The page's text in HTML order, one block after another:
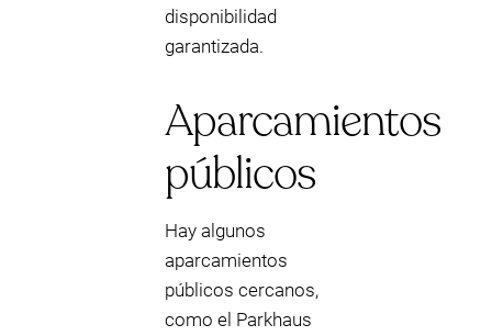
disponibilidad
garantizada.
Aparcamientos
públicos
Hay algunos
aparcamientos
públicos cercanos,
como el Parkhaus